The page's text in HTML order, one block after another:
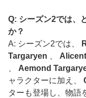
Q: シーズン2では、
か？
A: シーズン2では、
Targaryen
Aemond
ャラクターに加え、
ターも登場し、物語